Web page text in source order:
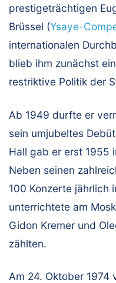
prestigeträchtigen
Brüssel (Ysaye-
internationalen
blieb ihm zunächst
restriktive Politik der
Ab 1949 durfte er
sein umjubeltes
Hall gab er erst 1955
Neben seinen
100 Konzerte jährlich
unterrichtete am
Gidon Kremer und
zählten.
Am 24. Oktober 1974